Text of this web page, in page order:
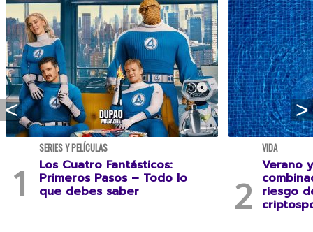
SERIES Y PELÍCULAS
Los Cuatro Fantásticos:
Primeros Pasos – Todo lo
que debes saber
VIDA
Verano
riesgo